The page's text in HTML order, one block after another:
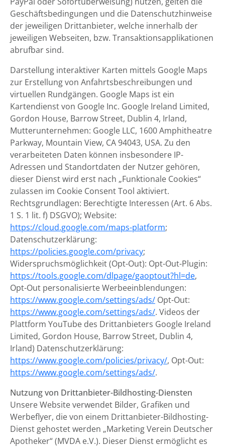
Geschäftsbedingungen und die Datenschutzhinweise
der jeweiligen Drittanbieter, welche innerhalb der
jeweiligen Webseiten, bzw. Transaktionsapplikationen
abrufbar sind.
Darstellung interaktiver Karten mittels Google Maps
zur Erstellung von Anfahrtsbeschreibungen und
virtuellen Rundgängen. Google Maps ist ein
Kartendienst von Google Inc. Google Ireland Limited,
Gordon House, Barrow Street, Dublin 4, Irland,
Mutterunternehmen: Google LLC, 1600 Amphitheatre
Parkway, Mountain View, CA 94043, USA. Zu den
verarbeiteten Daten können insbesondere IP-
Adressen und Standortdaten der Nutzer gehören,
dieser Dienst wird erst nach „Funktionale Cookies“
zulassen im Cookie Consent Tool aktiviert.
Rechtsgrundlagen: Berechtigte Interessen (Art. 6 Abs.
1 S. 1 lit. f) DSGVO); Website:
https://cloud.google.com/maps-platform;
Datenschutzerklärung:
https://policies.google.com/privacy;
Widerspruchsmöglichkeit (Opt-Out): Opt-Out-Plugin:
https://tools.google.com/dlpage/gaoptout?hl=de,
Opt-Out personalisierte Werbeeinblendungen:
https://www.google.com/settings/ads/ Opt-Out:
https://www.google.com/settings/ads/. Videos der
Plattform YouTube des Drittanbieters Google Ireland
Limited, Gordon House, Barrow Street, Dublin 4,
Irland) Datenschutzerklärung:
https://www.google.com/policies/privacy/, Opt-Out:
https://www.google.com/settings/ads/.
Nutzung von Drittanbieter-Bildhosting-Diensten
Unsere Website verwendet Bilder, Grafiken und
Werbeflyer, die von einem Drittanbieter-Bildhosting-
Dienst gehostet werden „Marketing Verein Deutscher
Apotheker“ (MVDA e.V.). Dieser Dienst ermöglicht es